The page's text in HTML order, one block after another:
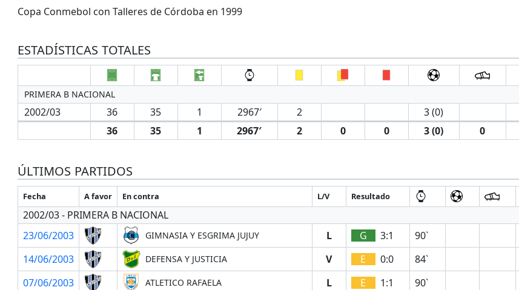
Copa Conmebol con Talleres de Córdoba en 1999
ESTADÍSTICAS TOTALES
PRIMERA B NACIONAL
2002/03 36 35 1 2967′ 2
3 (0)
36
35 1 2967′ 2 0 0 3 (0) 0
ÚLTIMOS PARTIDOS
Fecha A favor En contra L/V Resultado
2002/03 - PRIMERA B NACIONAL
23/06/2003
GIMNASIA Y ESGRIMA JUJUY L G 3:1
90`
14/06/2003
DEFENSA Y JUSTICIA V E 0:0
84`
07/06/2003
ATLETICO RAFAELA L E 1:1
90`